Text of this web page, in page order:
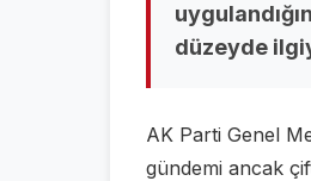
düzeyde
AK Parti Genel
gündemi ancak